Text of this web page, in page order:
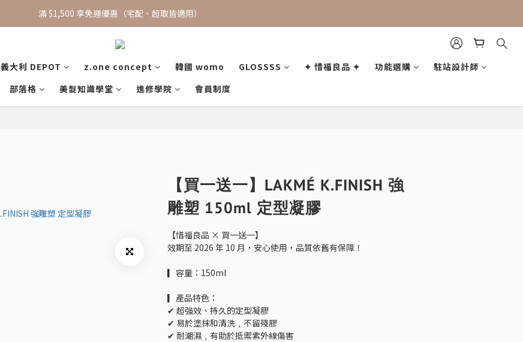
新會員招募中🙋‍♂️新戶註冊現領$100購物金
滿 $1,500 享免運優惠（宅配、超取皆適用）
新會員招募中🙋‍♂️新戶註冊現領$100購物金
義大利 DEPOT z.one concept 韓國 womo GLOSSSS ✦ 惜福良品 ✦ 功能選購
駐站設計師
部落格
美髮知識學堂 進修學院 會員制度
【買一送一】LAKMÉ K.FINISH 強
雕塑 150ml 定型凝膠
【惜福良品 × 買一送一】
效期至 2026 年 10 月，安心使用，品質依舊有保障！
▎容量：150ml
▎產品特色：
✔ 超強效、持久的定型凝膠
✔ 易於塗抹和清洗﹐不留殘膠
✔ 耐潮濕﹐有助於抵禦紫外線傷害